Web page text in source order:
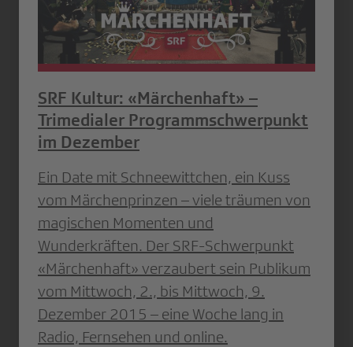
SRF Kultur: «Märchenhaft» –
Trimedialer Programmschwerpunkt
im Dezember
Ein Date mit Schneewittchen, ein Kuss
vom Märchenprinzen – viele träumen von
magischen Momenten und
Wunderkräften. Der SRF-Schwerpunkt
«Märchenhaft» verzaubert sein Publikum
vom Mittwoch, 2., bis Mittwoch, 9.
Dezember 2015 – eine Woche lang in
Radio, Fernsehen und online.